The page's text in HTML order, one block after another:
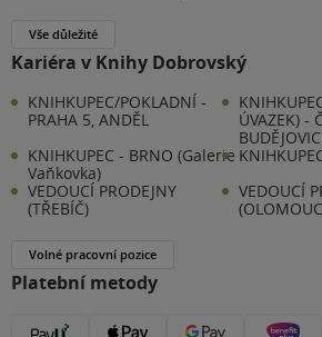
Vše důležité
Kariéra v Knihy Dobrovský
KNIHKUPEC/POKLADNÍ -
PRAHA 5, ANDĚL
ÚVAZEK) -
KNIHKUPEC - BRNO (Galerie
Vaňkovka)
VEDOUCÍ PRODEJNY
(TŘEBÍČ)
VEDOUCÍ
Volné pracovní pozice
Platební metody